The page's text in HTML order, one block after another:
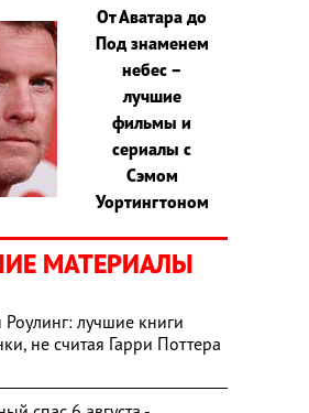
От Аватара до
Под знаменем
небес –
лучшие
фильмы и
сериалы с
Сэмом
Уортингтоном
МАТЕРИАЛЫ
лучшие книги
не считая Гарри Поттера